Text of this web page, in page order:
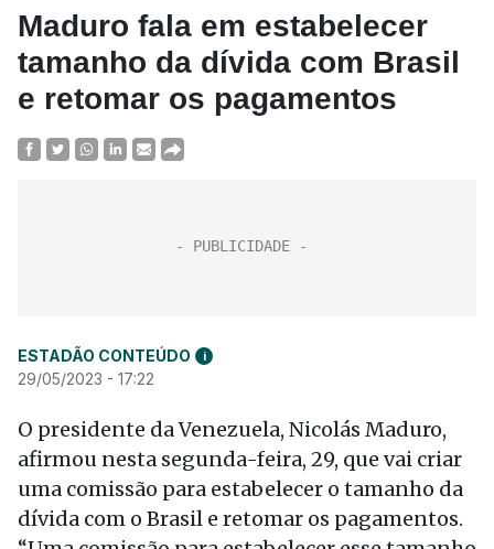
Maduro fala em estabelecer
tamanho da dívida com Brasil
e retomar os pagamentos
ESTADÃO CONTEÚDO i
29/05/2023 - 17:22
O presidente da Venezuela, Nicolás Maduro,
afirmou nesta segunda-feira, 29, que vai criar
uma comissão para estabelecer o tamanho da
dívida com o Brasil e retomar os pagamentos.